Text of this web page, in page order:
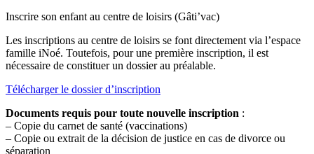
Inscrire son enfant au centre de loisirs (Gâti’vac)
Les inscriptions au centre de loisirs se font directement via l’espace
famille iNoé. Toutefois, pour une première inscription, il est
nécessaire de constituer un dossier au préalable.
Télécharger le dossier d’inscription
Documents requis pour toute nouvelle inscription :
– Copie du carnet de santé (vaccinations)
– Copie ou extrait de la décision de justice en cas de divorce ou
séparation